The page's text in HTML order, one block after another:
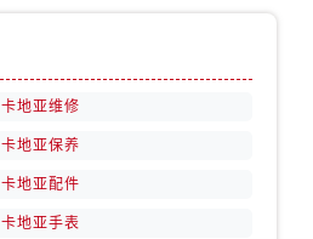
卡地亚维修
卡地亚保养
卡地亚配件
卡地亚手表